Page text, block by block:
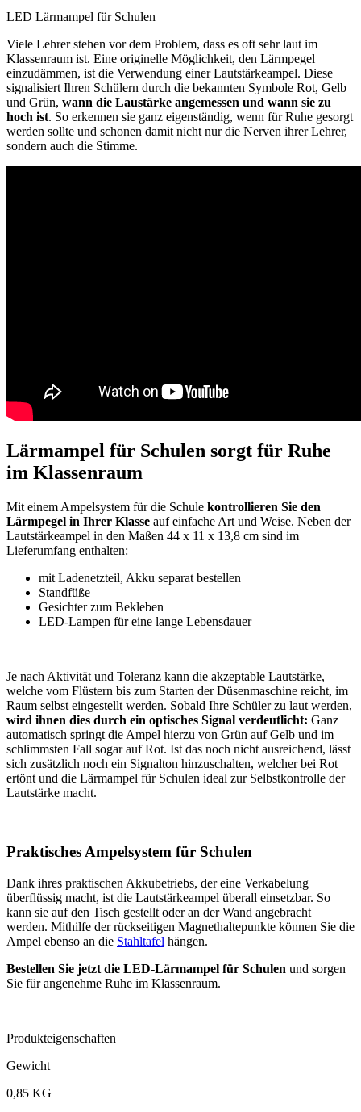
LED Lärmampel für Schulen
Viele Lehrer stehen vor dem Problem, dass es oft sehr laut im
Klassenraum ist. Eine originelle Möglichkeit, den Lärmpegel
einzudämmen, ist die Verwendung einer Lautstärkeampel. Diese
signalisiert Ihren Schülern durch die bekannten Symbole Rot, Gelb
und Grün, wann die Laustärke angemessen und wann sie zu
hoch ist. So erkennen sie ganz eigenständig, wenn für Ruhe gesorgt
werden sollte und schonen damit nicht nur die Nerven ihrer Lehrer,
sondern auch die Stimme.
Lärmampel für Schulen sorgt für Ruhe
im Klassenraum
Mit einem Ampelsystem für die Schule kontrollieren Sie den
Lärmpegel in Ihrer Klasse auf einfache Art und Weise. Neben der
Lautstärkeampel in den Maßen 44 x 11 x 13,8 cm sind im
Lieferumfang enthalten:
mit Ladenetzteil, Akku separat bestellen
Standfüße
Gesichter zum Bekleben
LED-Lampen für eine lange Lebensdauer
Je nach Aktivität und Toleranz kann die akzeptable Lautstärke,
welche vom Flüstern bis zum Starten der Düsenmaschine reicht, im
Raum selbst eingestellt werden. Sobald Ihre Schüler zu laut werden,
wird ihnen dies durch ein optisches Signal verdeutlicht: Ganz
automatisch springt die Ampel hierzu von Grün auf Gelb und im
schlimmsten Fall sogar auf Rot. Ist das noch nicht ausreichend, lässt
sich zusätzlich noch ein Signalton hinzuschalten, welcher bei Rot
ertönt und die Lärmampel für Schulen ideal zur Selbstkontrolle der
Lautstärke macht.
Praktisches Ampelsystem für Schulen
Dank ihres praktischen Akkubetriebs, der eine Verkabelung
überflüssig macht, ist die Lautstärkeampel überall einsetzbar. So
kann sie auf den Tisch gestellt oder an der Wand angebracht
werden. Mithilfe der rückseitigen Magnethaltepunkte können Sie die
Ampel ebenso an die Stahltafel hängen.
Bestellen Sie jetzt die LED-Lärmampel für Schulen und sorgen
Sie für angenehme Ruhe im Klassenraum.
Produkteigenschaften
Gewicht
0,85 KG